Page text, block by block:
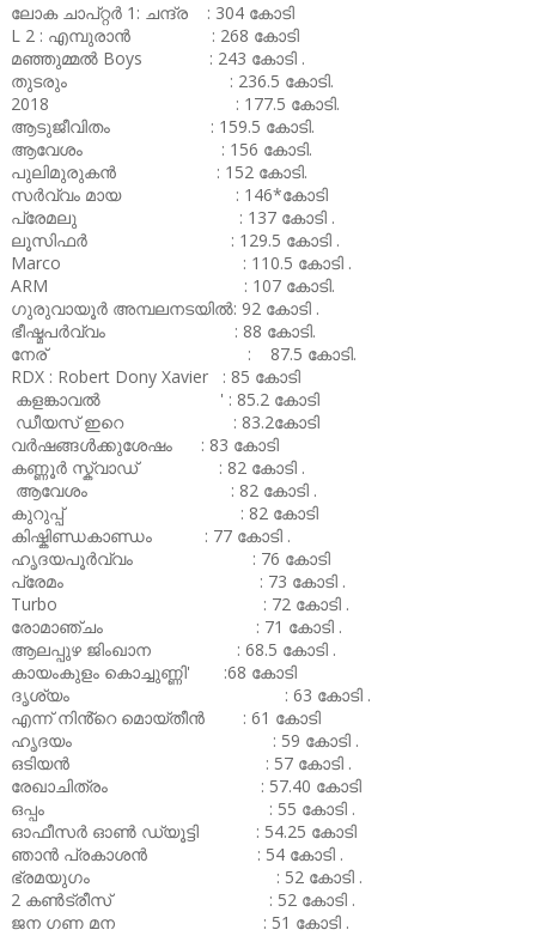
ലോക ചാപ്റ്റർ 1: ചന്ദ്ര : 304 കോടി
L 2 : എമ്പുരാൻ : 268 കോടി
മഞ്ഞുമ്മൽ Boys : 243 കോടി .
തുടരും : 236.5 കോടി.
2018 : 177.5 കോടി.
ആടുജീവിതം : 159.5 കോടി.
ആവേശം : 156 കോടി.
പുലിമുരുകൻ : 152 കോടി.
സർവ്വം മായ : 146*കോടി
പ്രേമലു : 137 കോടി .
ലൂസിഫർ : 129.5 കോടി .
Marco : 110.5 കോടി .
ARM : 107 കോടി.
ഗുരുവായൂർ അമ്പലനടയിൽ: 92 കോടി .
ഭീഷ്മപർവ്വം : 88 കോടി.
നേര് : 87.5 കോടി.
RDX : Robert Dony Xavier : 85 കോടി
കളങ്കാവൽ ' : 85.2 കോടി
ഡീയസ് ഇറെ : 83.2കോടി
വർഷങ്ങൾക്കുശേഷം : 83 കോടി
കണ്ണൂർ സ്ക്വാഡ് : 82 കോടി .
ആവേശം : 82 കോടി .
കുറുപ്പ് : 82 കോടി
കിഷ്കിണ്ഡകാണ്ഡം : 77 കോടി .
ഹൃദയപൂർവ്വം : 76 കോടി
പ്രേമം : 73 കോടി .
Turbo : 72 കോടി .
രോമാഞ്ചം : 71 കോടി .
ആലപ്പുഴ ജിംഖാന : 68.5 കോടി .
കായംകുളം കൊച്ചുണ്ണി' :68 കോടി
ദൃശ്യം : 63 കോടി .
എന്ന് നിൻ്റെ മൊയ്തീൻ : 61 കോടി
ഹൃദയം : 59 കോടി .
ഒടിയൻ : 57 കോടി .
രേഖാചിത്രം : 57.40 കോടി
ഒപ്പം : 55 കോടി .
ഓഫീസർ ഓൺ ഡ്യൂട്ടി : 54.25 കോടി
ഞാൻ പ്രകാശൻ : 54 കോടി .
ഭ്രമയുഗം : 52 കോടി .
2 കൺട്രീസ് : 52 കോടി .
ജന ഗണ മന : 51 കോടി .